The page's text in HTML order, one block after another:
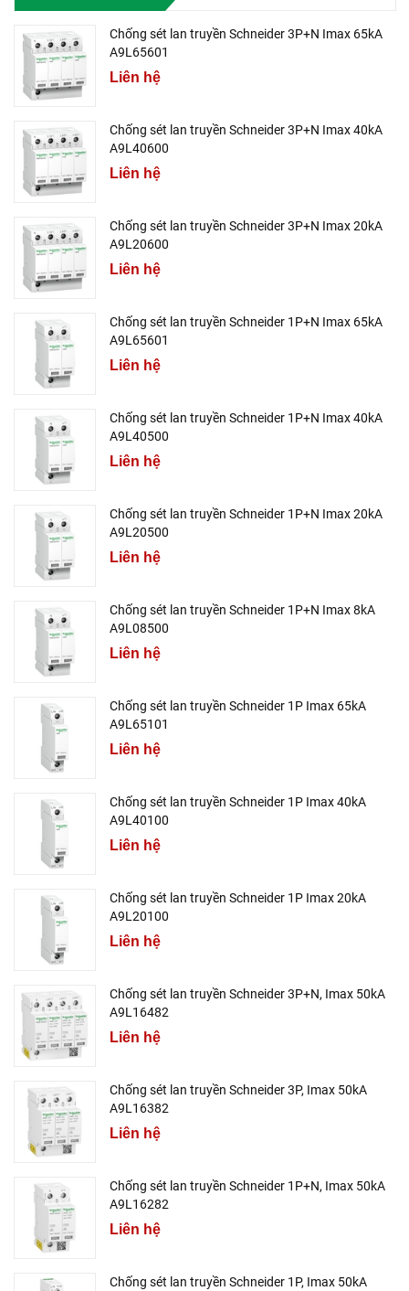
Chống sét lan truyền Schneider 3P+N Imax 65kA
A9L65601
Liên hệ
Chống sét lan truyền Schneider 3P+N Imax 40kA
A9L40600
Liên hệ
Chống sét lan truyền Schneider 3P+N Imax 20kA
A9L20600
Liên hệ
Chống sét lan truyền Schneider 1P+N Imax 65kA
A9L65601
Liên hệ
Chống sét lan truyền Schneider 1P+N Imax 40kA
A9L40500
Liên hệ
Chống sét lan truyền Schneider 1P+N Imax 20kA
A9L20500
Liên hệ
Chống sét lan truyền Schneider 1P+N Imax 8kA
A9L08500
Liên hệ
Chống sét lan truyền Schneider 1P Imax 65kA
A9L65101
Liên hệ
Chống sét lan truyền Schneider 1P Imax 40kA
A9L40100
Liên hệ
Chống sét lan truyền Schneider 1P Imax 20kA
A9L20100
Liên hệ
Chống sét lan truyền Schneider 3P+N, Imax 50kA
A9L16482
Liên hệ
Chống sét lan truyền Schneider 3P, Imax 50kA
A9L16382
Liên hệ
Chống sét lan truyền Schneider 1P+N, Imax 50kA
A9L16282
Liên hệ
Chống sét lan truyền Schneider 1P, Imax 50kA